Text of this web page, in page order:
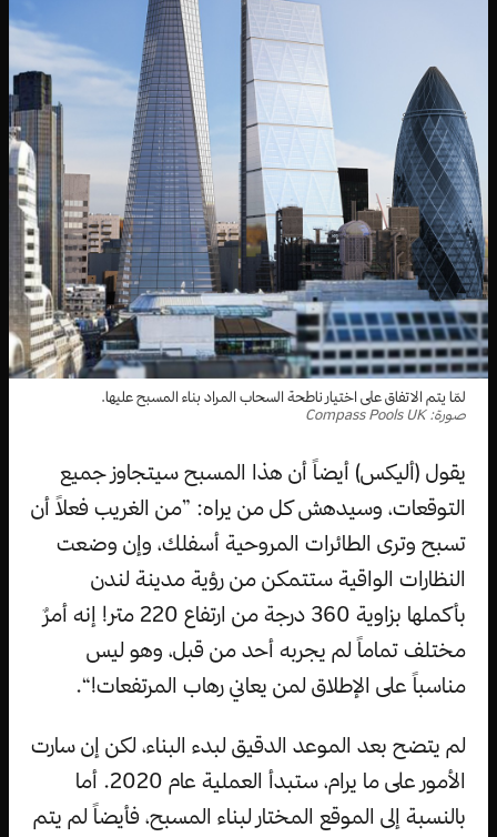
لمّا يتم الاتفاق على اختيار ناطحة السحاب المراد بناء المسبح عليها.
صورة: Compass Pools UK
يقول (أليكس) أيضاً أن هذا المسبح سيتجاوز جميع
التوقعات، وسيدهش كل من يراه: ”من الغريب فعلاً أن
تسبح وترى الطائرات المروحية أسفلك، وإن وضعت
النظارات الواقية ستتمكن من رؤية مدينة لندن
بأكملها بزاوية 360 درجة من ارتفاع 220 متر! إنه أمرٌ
مختلف تماماً لم يجربه أحد من قبل، وهو ليس
مناسباً على الإطلاق لمن يعاني رهاب المرتفعات!“.
لم يتضح بعد الموعد الدقيق لبدء البناء، لكن إن سارت
الأمور على ما يرام، ستبدأ العملية عام 2020. أما
بالنسبة إلى الموقع المختار لبناء المسبح، فأيضاً لم يتم